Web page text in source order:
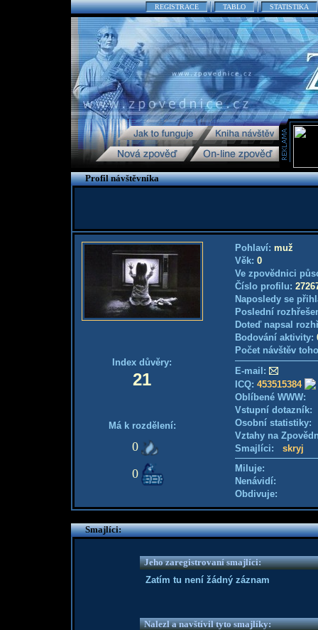
REGISTRACE TABLO STATISTIKA
Profil návštěvníka
Index důvěry:
21
Má k rozdělení:
0
0
Pohlaví: muž
Věk: 0
Ve zpovědnici
Číslo profilu:
Naposledy se
Poslední
Doteď napsal
Bodování aktivity:
Počet návštěv
E-mail:
ICQ: 453515384
Oblíbené WWW:
Vstupní
Osobní
Vztahy na
Smajlíci: skryj
Miluje:
Nenávidí:
Obdivuje:
Smajlíci:
Jeho zaregistrovaní smajlíci:
Zatím tu není žádný záznam
Nalezl a navštívil tyto smajlíky: